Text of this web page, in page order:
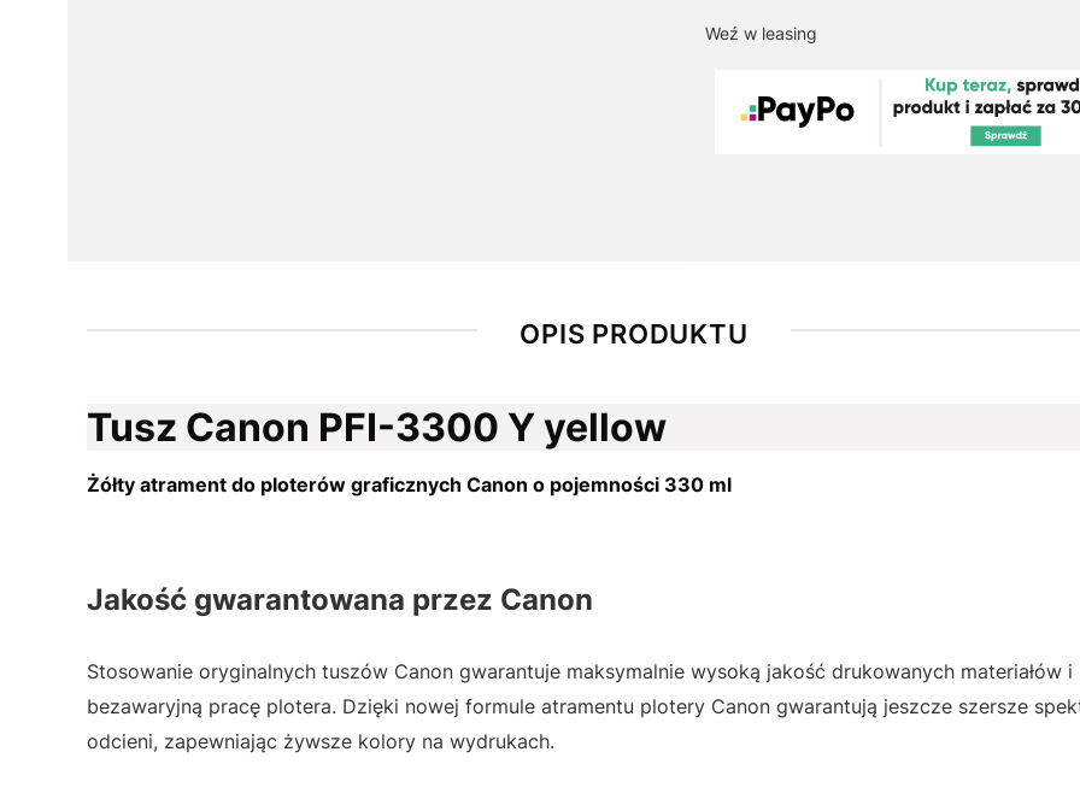
Weź w leasing
OPIS PRODUKTU
Tusz Canon PFI-3300 Y yellow
Żółty atrament do ploterów graficznych Canon o pojemności 330 ml
Jakość gwarantowana przez Canon
Stosowanie oryginalnych tuszów Canon gwarantuje maksymalnie wysoką jakość drukowanych materiałów i
bezawaryjną pracę plotera. Dzięki nowej formule atramentu plotery Canon gwarantują jeszcze szersze
odcieni, zapewniając żywsze kolory na wydrukach.